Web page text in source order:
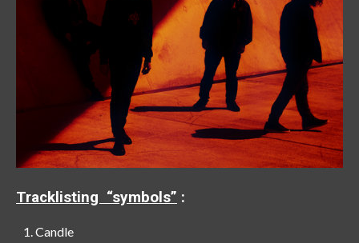
Tracklisting “symbols” :
Candle